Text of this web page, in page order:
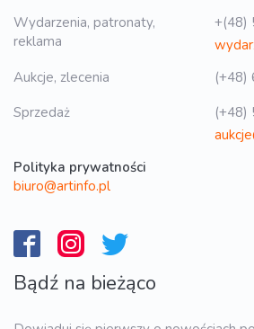
Wydarzenia, patronaty,
reklama
+(48)
Aukcje, zlecenia
(+48)
Sprzedaż
(+48)
Polityka prywatności
biuro@artinfo.pl
Bądź na bieżąco